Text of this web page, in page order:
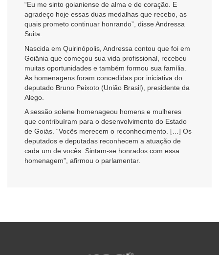
“Eu me sinto goianiense de alma e de coração. E
agradeço hoje essas duas medalhas que recebo, as
quais prometo continuar honrando”, disse Andressa
Suita.
Nascida em Quirinópolis, Andressa contou que foi em
Goiânia que começou sua vida profissional, recebeu
muitas oportunidades e também formou sua família.
As homenagens foram concedidas por iniciativa do
deputado Bruno Peixoto (União Brasil), presidente da
Alego.
A sessão solene homenageou homens e mulheres
que contribuíram para o desenvolvimento do Estado
de Goiás. “Vocês merecem o reconhecimento. […] Os
deputados e deputadas reconhecem a atuação de
cada um de vocês. Sintam-se honrados com essa
homenagem”, afirmou o parlamentar.